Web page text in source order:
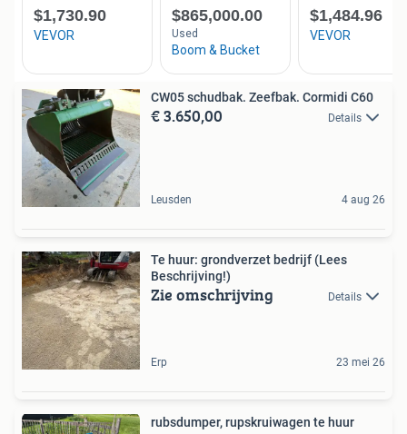
CW05 schudbak. Zeefbak. Cormidi C60
€ 3.650,00 Details
Leusden 4 aug 26
Te huur: grondverzet bedrijf (Lees
Beschrijving!)
Zie omschrijving Details
Erp 23 mei 26
rubsdumper, rupskruiwagen te huur